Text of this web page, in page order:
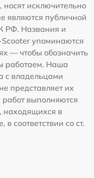
исключительно
являются публичной
РФ. Названия и
упоминаются
— чтобы обозначить
работаем. Наша
с владельцами
представляет их
выполняются
находящихся в
соответствии со ст.